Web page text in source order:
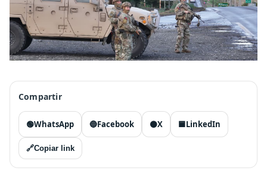
Compartir
🟢WhatsApp 🔵Facebook ⚫X 🟦LinkedIn
🔗Copiar link